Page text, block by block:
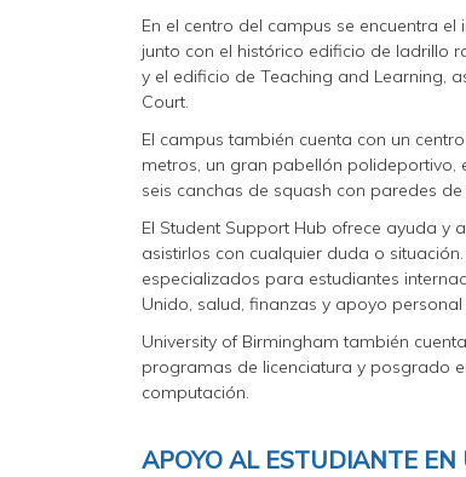
En el centro del campus se encuentra
junto con el histórico edificio de ladrillo
y el edificio de Teaching and Learning,
Court.
El campus también cuenta con un
metros, un gran pabellón
seis canchas de squash con paredes
El Student Support Hub ofrece ayuda y
asistirlos con cualquier duda o
especializados para estudiantes
Unido, salud, finanzas y apoyo
University of Birmingham también
programas de licenciatura y posgrado
computación.
APOYO AL ESTUDIANTE